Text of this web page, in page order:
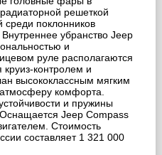
решеткой
поклонников
убранство Jeep
и
руле располагаются
контролем и
высококлассным мягким
комфорта.
и пружины
Jeep Compass
Стоимость
составляет 1 321 000